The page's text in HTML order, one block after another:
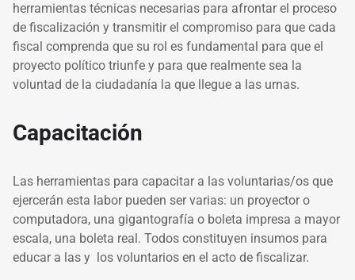
herramientas técnicas necesarias para afrontar el proceso
de fiscalización y transmitir el compromiso para que cada
fiscal comprenda que su rol es fundamental para que el
proyecto político triunfe y para que realmente sea la
voluntad de la ciudadanía la que llegue a las urnas.
Capacitación
Las herramientas para capacitar a las voluntarias/os que
ejercerán esta labor pueden ser varias: un proyector o
computadora, una gigantografía o boleta impresa a mayor
escala, una boleta real. Todos constituyen insumos para
educar a las y los voluntarios en el acto de fiscalizar.